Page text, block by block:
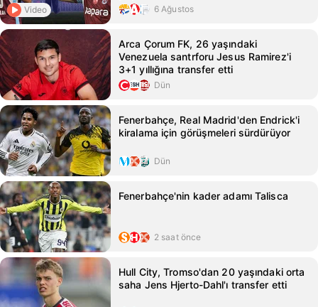
Video 6 Ağustos
Arca Çorum FK, 26 yaşındaki
Venezuela santrforu Jesus Ramirez'i
3+1 yıllığına transfer etti
Dün
Fenerbahçe, Real Madrid'den Endrick'i
kiralama için görüşmeleri sürdürüyor
Dün
Fenerbahçe'nin kader adamı Talisca
2 saat önce
Hull City, Tromso'dan 20 yaşındaki orta
saha Jens Hjerto-Dahl'ı transfer etti